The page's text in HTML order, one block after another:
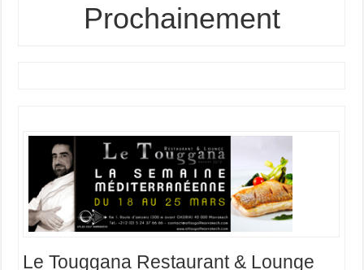
Prochainement
Le Touggana Restaurant & Lounge